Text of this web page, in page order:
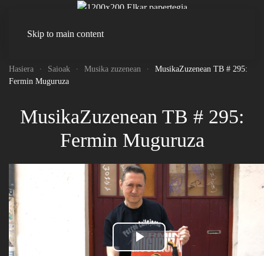
Skip to main content
Hasiera Saioak Musika zuzenean
MusikaZuzenean TB # 295:
Fermin Muguruza
MusikaZuzenean TB # 295:
Fermin Muguruza